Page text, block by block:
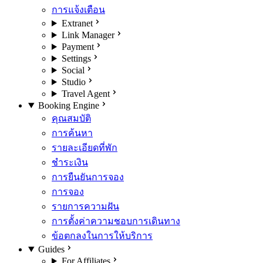
การแจ้งเตือน
Extranet
Link Manager
Payment
Settings
Social
Studio
Travel Agent
Booking Engine
คุณสมบัติ
การค้นหา
รายละเอียดที่พัก
ชำระเงิน
การยืนยันการจอง
การจอง
รายการความฝัน
การตั้งค่าความชอบการเดินทาง
ข้อตกลงในการให้บริการ
Guides
For Affiliates